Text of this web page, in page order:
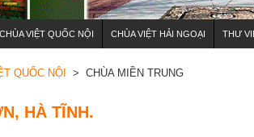
CHÙA VIỆT QUỐC NỘI CHÙA VIỆT HẢI NGOẠI THƯ
QUỐC NỘI > CHÙA MIỀN TRUNG
HÀ TĨNH.